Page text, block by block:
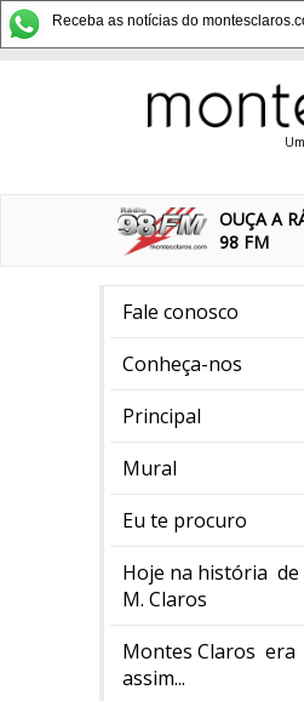
Receba as notícias do
OUÇA A
98 FM
Fale conosco
Conheça-nos
Principal
Mural
Eu te procuro
Hoje na história de
M. Claros
Montes Claros era
assim...